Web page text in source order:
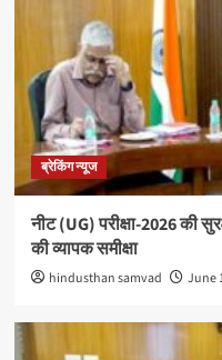
ब्रेकिंग न्यूज
नीट (UG) परीक्षा-2026 की
की व्यापक समीक्षा
hindusthan samvad June